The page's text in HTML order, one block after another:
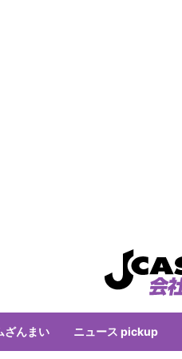
ざんまい ニュース pickup